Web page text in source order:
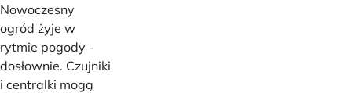
Nowoczesny
ogród żyje w
rytmie pogody -
dosłownie. Czujniki
i centralki mogą